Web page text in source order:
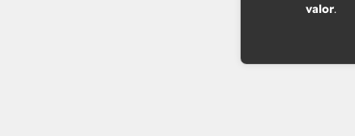
valor.